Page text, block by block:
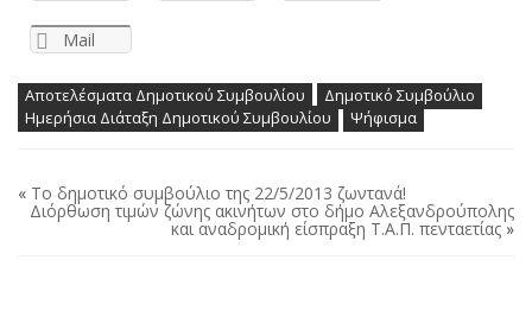
Mail
Αποτελέσματα Δημοτικού Συμβουλίου
Δημοτικό Συμβούλιο
Ημερήσια Διάταξη Δημοτικού Συμβουλίου
Ψήφισμα
« Το δημοτικό συμβούλιο της 22/5/2013 ζωντανά!
Διόρθωση τιμών ζώνης ακινήτων στο δήμο Αλεξανδρούπολης
και αναδρομική είσπραξη Τ.Α.Π. πενταετίας»